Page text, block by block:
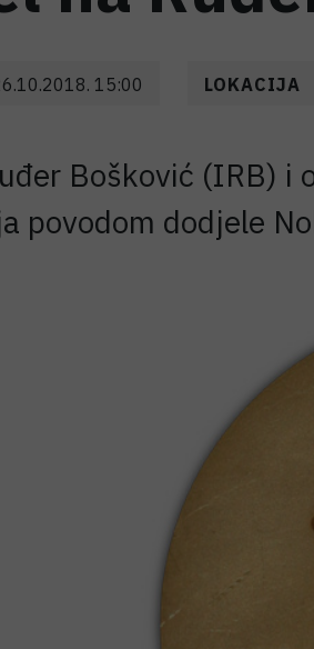
15:00 LOKACIJA
Bošković (IRB) i
povodom dodjele